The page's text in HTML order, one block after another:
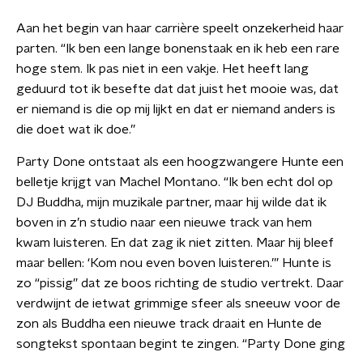
Aan het begin van haar carrière speelt onzekerheid haar
parten. “Ik ben een lange bonenstaak en ik heb een rare
hoge stem. Ik pas niet in een vakje. Het heeft lang
geduurd tot ik besefte dat dat juist het mooie was, dat
er niemand is die op mij lijkt en dat er niemand anders is
die doet wat ik doe.”
Party Done ontstaat als een hoogzwangere Hunte een
belletje krijgt van Machel Montano. “Ik ben echt dol op
DJ Buddha, mijn muzikale partner, maar hij wilde dat ik
boven in z’n studio naar een nieuwe track van hem
kwam luisteren. En dat zag ik niet zitten. Maar hij bleef
maar bellen: ‘Kom nou even boven luisteren.’” Hunte is
zo “pissig” dat ze boos richting de studio vertrekt. Daar
verdwijnt de ietwat grimmige sfeer als sneeuw voor de
zon als Buddha een nieuwe track draait en Hunte de
songtekst spontaan begint te zingen. “Party Done ging